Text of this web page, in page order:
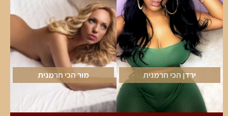
ירדן הכי חרמנית מור הכי חרמנית